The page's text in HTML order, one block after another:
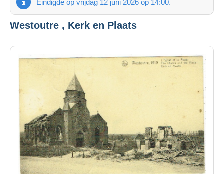
Eindigde op vrijdag 12 juni 2026 op 14:00.
Westoutre , Kerk en Plaats